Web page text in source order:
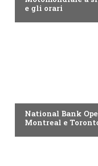
e gli orari
National Bank
Montreal e